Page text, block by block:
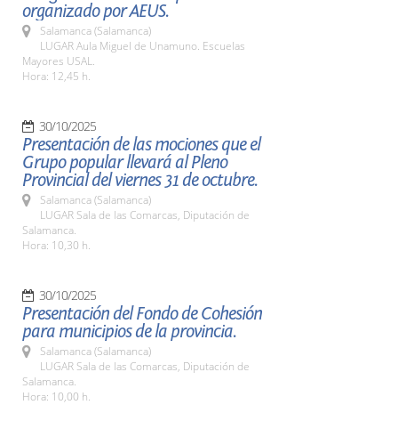
organizado por AEUS.
Salamanca (Salamanca)
LUGAR Aula Miguel de Unamuno. Escuelas
Mayores USAL.
Hora: 12,45 h.
30/10/2025
Presentación de las mociones que el
Grupo popular llevará al Pleno
Provincial del viernes 31 de octubre.
Salamanca (Salamanca)
LUGAR Sala de las Comarcas, Diputación de
Salamanca.
Hora: 10,30 h.
30/10/2025
Presentación del Fondo de Cohesión
para municipios de la provincia.
Salamanca (Salamanca)
LUGAR Sala de las Comarcas, Diputación de
Salamanca.
Hora: 10,00 h.